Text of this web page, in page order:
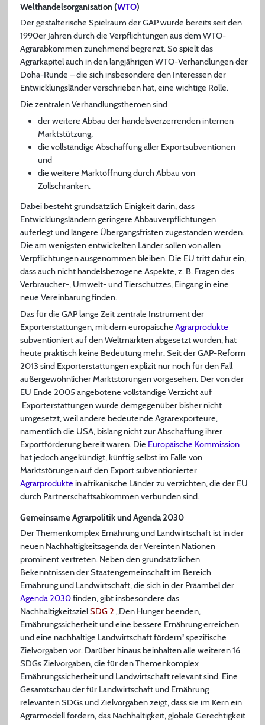
Welthandelsorganisation (WTO)
Der gestalterische Spielraum der GAP wurde bereits seit den
1990er Jahren durch die Verpflichtungen aus dem WTO-
Agrarabkommen zunehmend begrenzt. So spielt das
Agrarkapitel auch in den langjährigen WTO-Verhandlungen der
Doha-Runde – die sich insbesondere den Interessen der
Entwicklungsländer verschrieben hat, eine wichtige Rolle.
Die zentralen Verhandlungsthemen sind
der weitere Abbau der handelsverzerrenden internen
Marktstützung,
die vollständige Abschaffung aller Exportsubventionen
und
die weitere Marktöffnung durch Abbau von
Zollschranken.
Dabei besteht grundsätzlich Einigkeit darin, dass
Entwicklungsländern geringere Abbauverpflichtungen
auferlegt und längere Übergangsfristen zugestanden werden.
Die am wenigsten entwickelten Länder sollen von allen
Verpflichtungen ausgenommen bleiben. Die EU tritt dafür ein,
dass auch nicht handelsbezogene Aspekte, z. B. Fragen des
Verbraucher-, Umwelt- und Tierschutzes, Eingang in eine
neue Vereinbarung finden.
Das für die GAP lange Zeit zentrale Instrument der
Exporterstattungen, mit dem europäische Agrarprodukte
subventioniert auf den Weltmärkten abgesetzt wurden, hat
heute praktisch keine Bedeutung mehr. Seit der GAP-Reform
2013 sind Exporterstattungen explizit nur noch für den Fall
außergewöhnlicher Marktstörungen vorgesehen. Der von der
EU Ende 2005 angebotene vollständige Verzicht auf
Exporterstattungen wurde demgegenüber bisher nicht
umgesetzt, weil andere bedeutende Agrarexporteure,
namentlich die USA, bislang nicht zur Abschaffung ihrer
Exportförderung bereit waren. Die Europäische Kommission
hat jedoch angekündigt, künftig selbst im Falle von
Marktstörungen auf den Export subventionierter
Agrarprodukte in afrikanische Länder zu verzichten, die der EU
durch Partnerschaftsabkommen verbunden sind.
Gemeinsame Agrarpolitik und Agenda 2030
Der Themenkomplex Ernährung und Landwirtschaft ist in der
neuen Nachhaltigkeitsagenda der Vereinten Nationen
prominent vertreten. Neben den grundsätzlichen
Bekenntnissen der Staatengemeinschaft im Bereich
Ernährung und Landwirtschaft, die sich in der Präambel der
Agenda 2030finden, gibt insbesondere das
NachhaltigkeitszielSDG 2 „Den Hunger beenden,
Ernährungssicherheit und eine bessere Ernährung erreichen
und eine nachhaltige Landwirtschaft fördern“ spezifische
Zielvorgaben vor. Darüber hinaus beinhalten alle weiteren 16
SDGs Zielvorgaben, die für den Themenkomplex
Ernährungssicherheit und Landwirtschaft relevant sind. Eine
Gesamtschau der für Landwirtschaft und Ernährung
relevanten SDGs und Zielvorgaben zeigt, dass sie im Kern ein
Agrarmodell fordern, das Nachhaltigkeit, globale Gerechtigkeit